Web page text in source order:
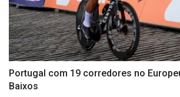
Portugal com 19 corredores no
Baixos